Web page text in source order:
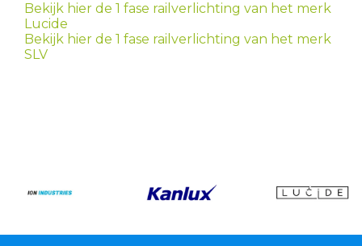
Bekijk hier de 1 fase railverlichting van het merk
Lucide
Bekijk hier de 1 fase railverlichting van het merk
SLV